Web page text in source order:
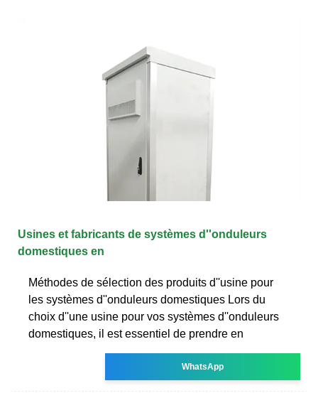
Usines et fabricants de systèmes d''onduleurs
domestiques en
Méthodes de sélection des produits d''usine pour
les systèmes d''onduleurs domestiques Lors du
choix d''une usine pour vos systèmes d''onduleurs
domestiques, il est essentiel de prendre en
WhatsApp